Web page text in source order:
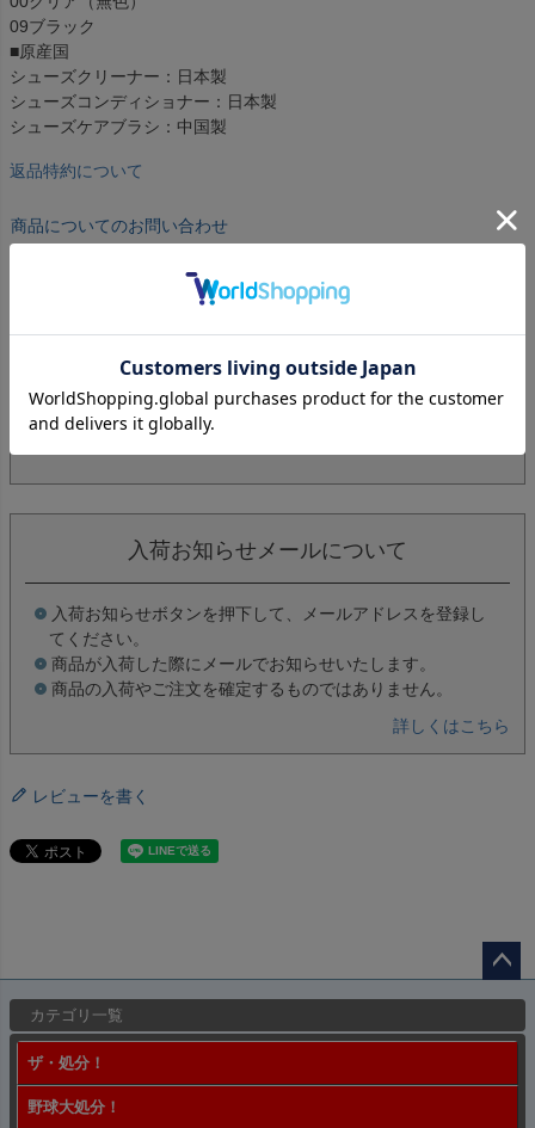
09ブラック
■原産国
シューズクリーナー：日本製
シューズコンディショナー：日本製
シューズケアブラシ：中国製
返品特約について
商品についてのお問い合わせ
返品・交換について
商品の品質につきましては、万全を期しておりますが、万一
不良・破損などがございましたら、商品到着後7日以内にお知
らせください。返品・交換につきましては、1週間以内、未開
入荷お知らせメールについて
入荷お知らせボタンを押下して、メールアドレスを登録し
てください。
商品が入荷した際にメールでお知らせいたします。
商品の入荷やご注文を確定するものではありません。
詳しくはこちら
レビューを書く
カテゴリ一覧
ザ・処分！
野球大処分！
ップ